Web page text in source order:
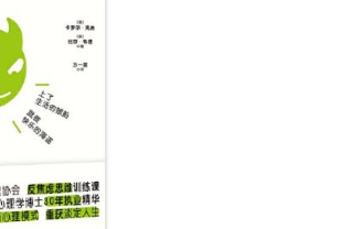
没有账号？立即注册
用户名/手机号/邮箱
登录密码